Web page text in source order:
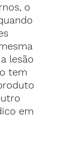
o
lesão
tem
em